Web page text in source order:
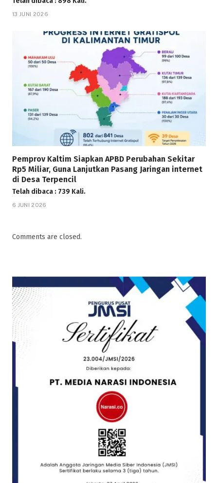
13 JUNI 2026
Pemprov Kaltim Siapkan APBD Perubahan Sekitar
Rp5 Miliar, Guna Lanjutkan Pasang Jaringan internet
di Desa Terpencil
Telah dibaca : 739 Kali.
6 JUNI 2026
Comments are closed.